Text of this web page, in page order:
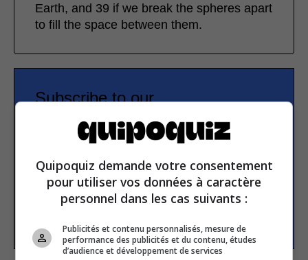
Earth, and 39 if we break the spheres apart
to fill the space between them.
Subscribe to our
Email address
Quipoquiz demande votre consentement
pour utiliser vos données à caractère
personnel dans les cas suivants :
Publicités et contenu personnalisés, mesure de
performance des publicités et du contenu, études
d’audience et développement de services